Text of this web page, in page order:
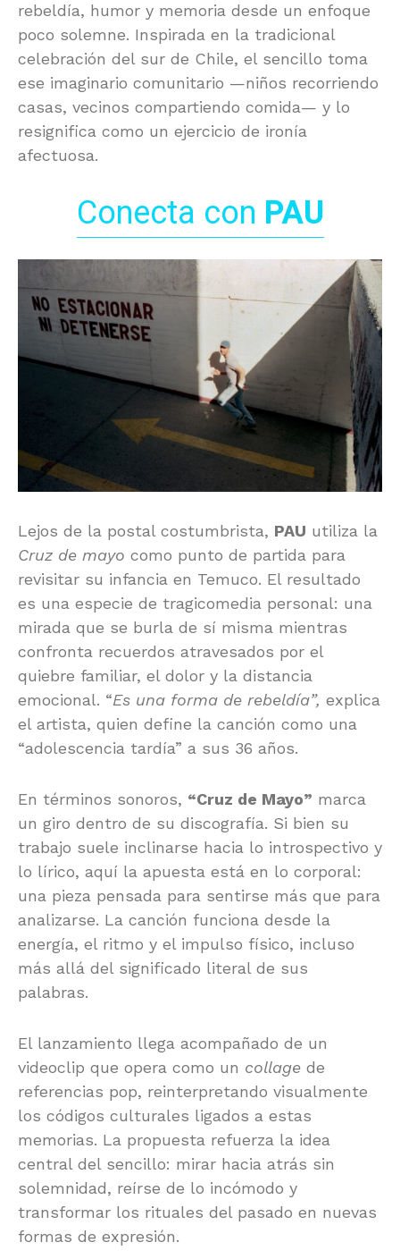
rebeldía, humor y memoria desde un enfoque
poco solemne. Inspirada en la tradicional
celebración del sur de Chile, el sencillo toma
ese imaginario comunitario —niños recorriendo
casas, vecinos compartiendo comida— y lo
resignifica como un ejercicio de ironía
afectuosa.
Conecta con PAU
Lejos de la postal costumbrista, PAU utiliza la
Cruz de mayo como punto de partida para
revisitar su infancia en Temuco. El resultado
es una especie de tragicomedia personal: una
mirada que se burla de sí misma mientras
confronta recuerdos atravesados por el
quiebre familiar, el dolor y la distancia
emocional. “Es una forma de rebeldía”, explica
el artista, quien define la canción como una
“adolescencia tardía” a sus 36 años.
En términos sonoros, “Cruz de Mayo” marca
un giro dentro de su discografía. Si bien su
trabajo suele inclinarse hacia lo introspectivo y
lo lírico, aquí la apuesta está en lo corporal:
una pieza pensada para sentirse más que para
analizarse. La canción funciona desde la
energía, el ritmo y el impulso físico, incluso
más allá del significado literal de sus
palabras.
El lanzamiento llega acompañado de un
videoclip que opera como un collage de
referencias pop, reinterpretando visualmente
los códigos culturales ligados a estas
memorias. La propuesta refuerza la idea
central del sencillo: mirar hacia atrás sin
solemnidad, reírse de lo incómodo y
transformar los rituales del pasado en nuevas
formas de expresión.